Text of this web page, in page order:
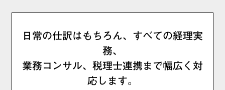
日常の仕訳はもちろん、すべての経理実
務、
業務コンサル、税理士連携まで幅広く対
応します。